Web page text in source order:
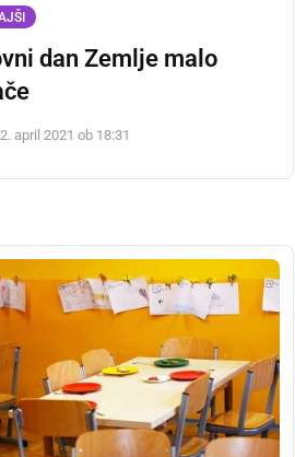
dan Zemlje malo
april 2021 ob 18:31